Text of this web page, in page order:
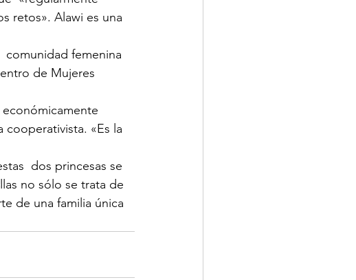
retos». Alawi es una
de Mujeres
«Es la
no sólo se trata de
de una familia única